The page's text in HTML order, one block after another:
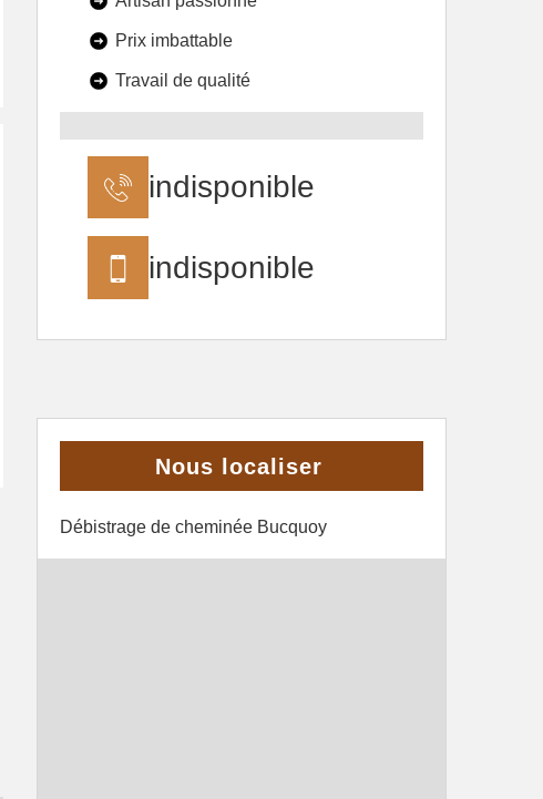
Prix imbattable
Travail de qualité
indisponible
indisponible
Nous localiser
Débistrage de cheminée Bucquoy